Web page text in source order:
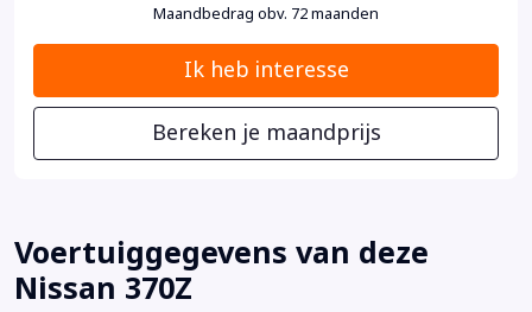
Maandbedrag obv. 72 maanden
Ik heb interesse
Bereken je maandprijs
Voertuiggegevens van deze
Nissan 370Z